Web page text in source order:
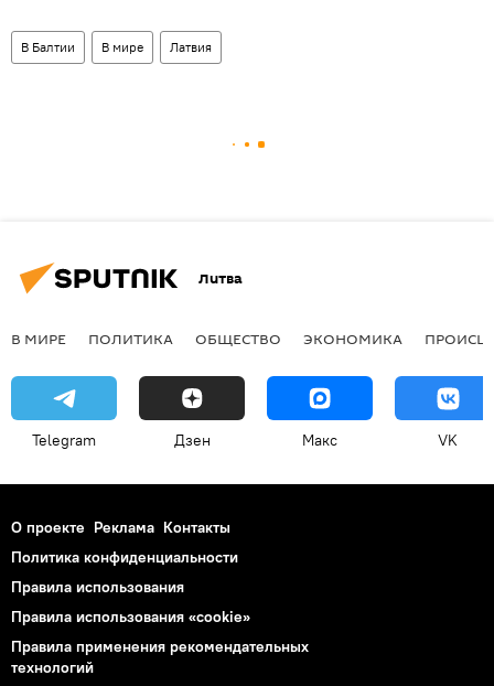
В Балтии В мире Латвия
Литва
В МИРЕ ПОЛИТИКА ОБЩЕСТВО ЭКОНОМИКА
Telegram Дзен Макс VK
О проекте Реклама Контакты
Политика конфиденциальности
Правила использования
Правила использования «cookie»
Правила применения рекомендательных
технологий